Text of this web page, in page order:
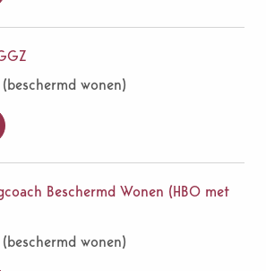
wonen)
Beschermd Wonen (HBO met
wonen)